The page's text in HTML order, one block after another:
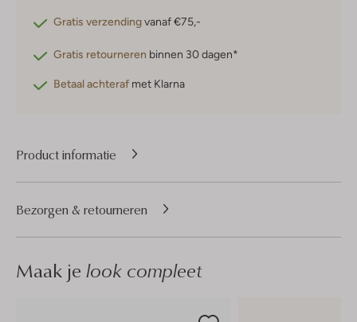
Gratis verzendingvanaf €75,-
Gratis retourneren binnen 30 dagen*
Betaal achteraf met Klarna
Product informatie
Bezorgen & retourneren
Maak je look compleet